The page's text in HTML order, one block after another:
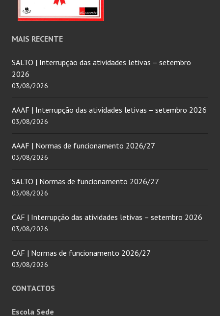
MAIS RECENTE
SALTO | Interrupção das atividades letivas – setembro
2026
03/08/2026
AAAF | Interrupção das atividades letivas – setembro 2026
03/08/2026
AAAF | Normas de funcionamento 2026/27
03/08/2026
SALTO | Normas de funcionamento 2026/27
03/08/2026
CAF | Interrupção das atividades letivas – setembro 2026
03/08/2026
CAF | Normas de funcionamento 2026/27
03/08/2026
CONTACTOS
Escola Sede